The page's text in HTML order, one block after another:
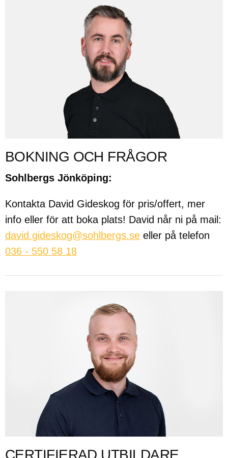
BOKNING OCH FRÅGOR
Sohlbergs Jönköping:
Kontakta David Gideskog för pris/offert, mer
info eller för att boka plats! David når ni på mail:
david.gideskog@sohlbergs.se eller på telefon
036 - 550 58 18
CERTIFIERAD UTBILDARE